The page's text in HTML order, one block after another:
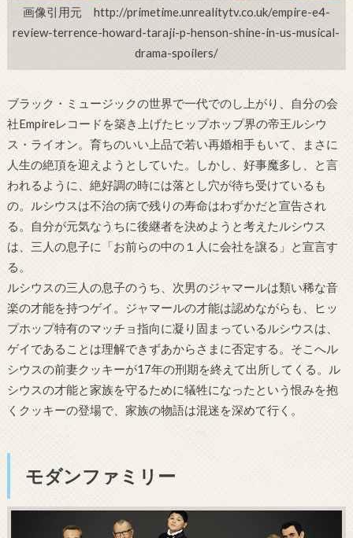
画像引用元 http://primetime.unrealitytv.co.uk/empire-e4-
review-terrence-howard-taraji-p-henson-shine-in-us-musical-
drama-spoilers/
ブラック・ミュージックの世界で一代でのし上がり、自分の会
社Empireレコードを築き上げたヒップホップ界の帝王ルシウ
ス・ライオン。育ちのいい上品で若い再婚相手もいて、まさに
人生の絶頂を迎えようとしていた。しかし、好事魔多し、と言
われるように、絶好調の時には落とし穴が待ち受けているも
の。ルシウスは不治の病で残りの寿命はわずかだと宣告され
る。自分が元気なうちに後継者を決めようと考えたルシウス
は、三人の息子に「お前らの中の１人に会社を譲る」と宣言す
る。
ルシウスの三人の息子のうち、次男のジャマールは類い稀な音
楽の才能を持つゲイ。ジャマールの才能は認めながらも、ヒッ
プホップ特有のマッチョ指向に凝り固まっているルシウスは、
ゲイであることは理解できずあからさまに否定する。そこへル
シウスの前妻クッキーが17年の刑期を終えて出所してくる。ル
シウスの才能と家族を守るために犠牲になったという恨みを抱
くクッキーの登場で、家族の物語は混迷を深めて行く。
モダンファミリー